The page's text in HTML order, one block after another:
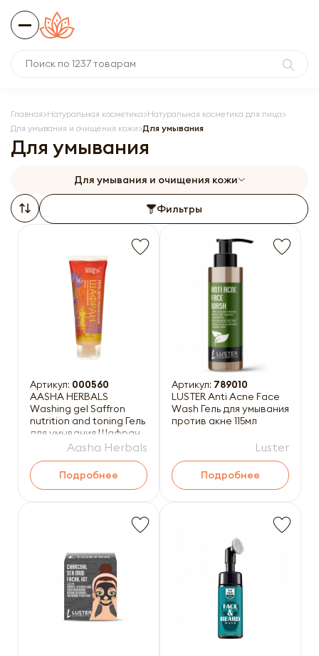
Главная Натуральная косметика Натуральная косметика для лица
Для умывания и очищения кожи Для умывания
Для умывания
Для умывания и очищения кожи
Фильтры
Артикул: 000560
AASHA HERBALS
Washing gel Saffron
nutrition and toning Гель
для умывания Шафран
питание и тонизирова
Aasha Herbals
Подробнее
Артикул: 789010
LUSTER Anti Acne Face
Wash Гель для умывания
против акне 115мл
Luster
Подробнее